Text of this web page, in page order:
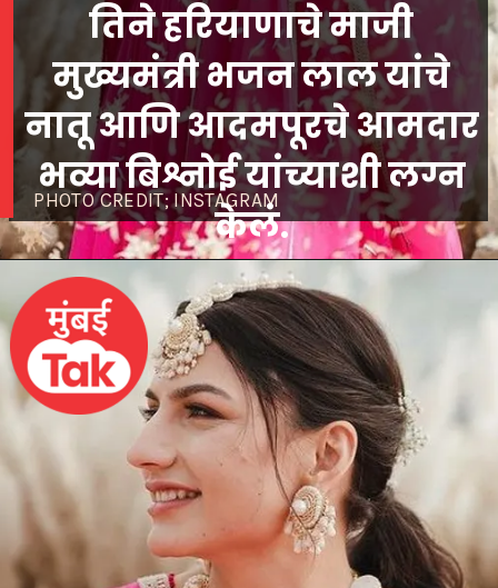
PHOTO CREDIT; INSTAGRAM
तिने हरियाणाचे माजी
मुख्यमंत्री भजन लाल यांचे
नातू आणि आदमपूरचेआमदार
भव्या बिश्नोई यांच्याशी लग्न
केलं.